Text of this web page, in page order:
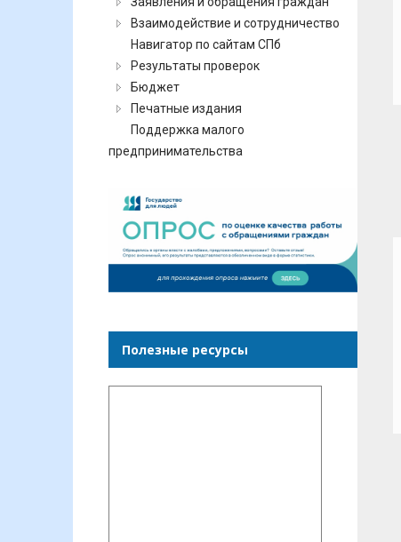
Взаимодействие и сотрудничество
Навигатор по сайтам СПб
Результаты проверок
Бюджет
Печатные издания
Поддержка малого
предпринимательства
Полезные ресурсы